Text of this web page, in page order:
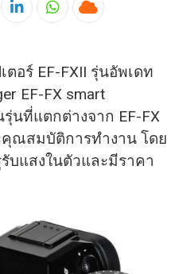
LinkedInWhatsapp
Cloud
ตอร์ EF-FXII รุ่นอัพเดท
EF-FX smart
รุ่นที่แตกต่างจาก EF-FX
คุณสมบัติการทำงาน โดย
บแสงในตัวและมีราคา